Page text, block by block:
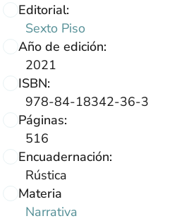
Editorial:
Sexto Piso
Año de edición:
2021
ISBN:
978-84-18342-36-3
Páginas:
516
Encuadernación:
Rústica
Materia
Narrativa